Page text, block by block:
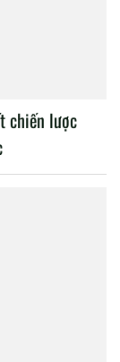
chiến lược